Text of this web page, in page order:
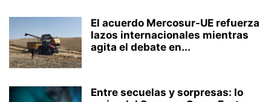
El acuerdo Mercosur-UE refuerza
lazos internacionales mientras
agita el debate en...
Entre secuelas y sorpresas: lo